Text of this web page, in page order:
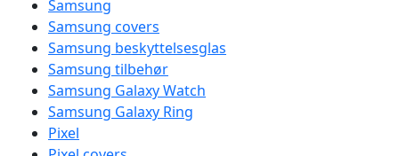
Samsung
Samsung covers
Samsung beskyttelsesglas
Samsung tilbehør
Samsung Galaxy Watch
Samsung Galaxy Ring
Pixel